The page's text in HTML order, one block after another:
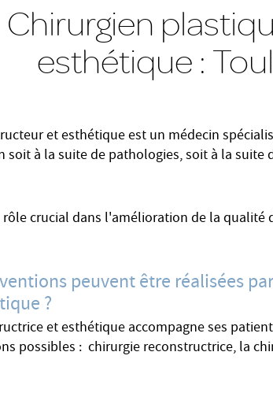
Chirurgien
esthétique :
et esthétique est un médecin
à la suite de pathologies, soit à la suite
crucial dans l'amélioration de la qualité
peuvent être réalisées
?
et esthétique accompagne ses
possibles : chirurgie reconstructrice, la